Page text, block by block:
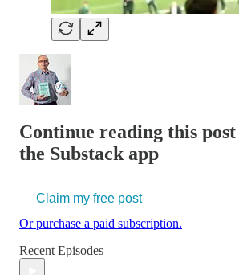
Continue reading this
the Substack app
Claim my free post
Or purchase a paid subscription.
Recent Episodes